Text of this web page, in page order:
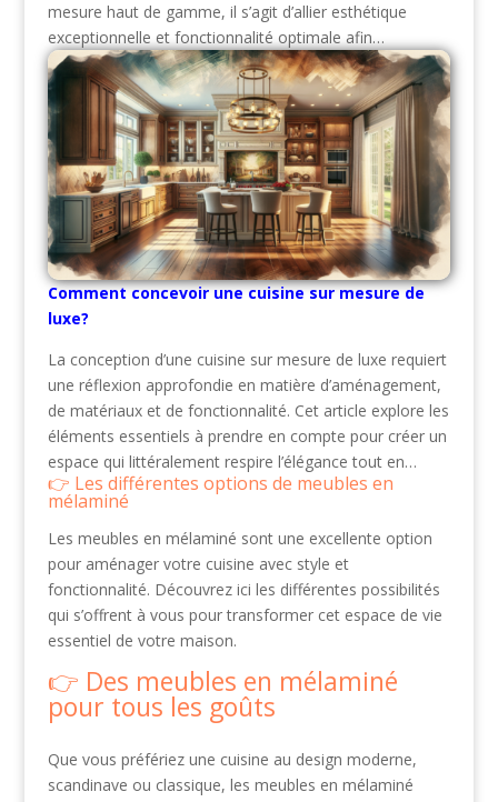
mesure haut de gamme, il s’agit d’allier esthétique
exceptionnelle et fonctionnalité optimale afin…
Comment concevoir une cuisine sur mesure de
luxe?
La conception d’une cuisine sur mesure de luxe requiert
une réflexion approfondie en matière d’aménagement,
de matériaux et de fonctionnalité. Cet article explore les
éléments essentiels à prendre en compte pour créer un
espace qui littéralement respire l’élégance tout en…
Les différentes options de meubles en
mélaminé
Les meubles en mélaminé sont une excellente option
pour aménager votre cuisine avec style et
fonctionnalité. Découvrez ici les différentes possibilités
qui s’offrent à vous pour transformer cet espace de vie
essentiel de votre maison.
Des meubles en mélaminé
pour tous les goûts
Que vous préfériez une cuisine au design moderne,
scandinave ou classique, les meubles en mélaminé